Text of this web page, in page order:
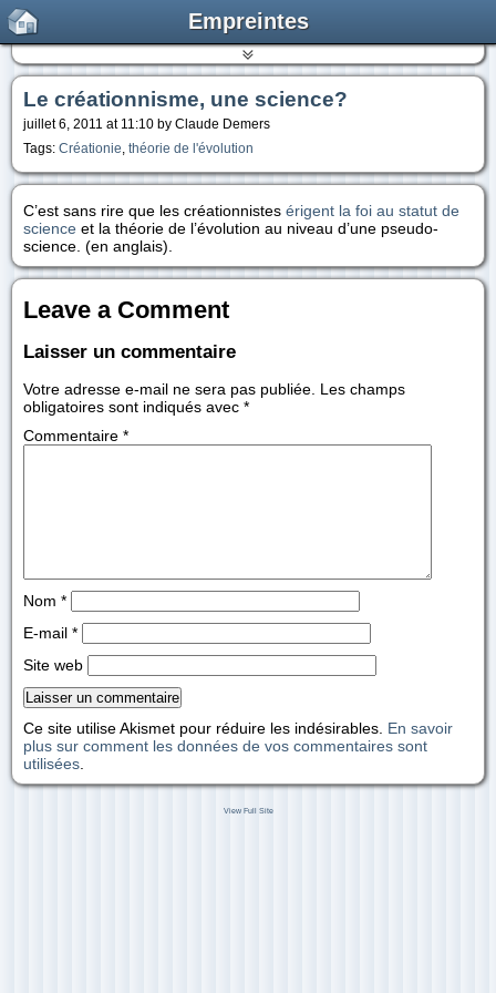
Empreintes
Le créationnisme, une science?
juillet 6, 2011 at 11:10 by Claude Demers
Tags: Créationie théorie de l'évolution
C’est sans rire que les créationnistes érigent la foi au statut de
science et la théorie de l’évolution au niveau d’une pseudo-
science. (en anglais).
Leave a Comment
Laisser un commentaire
Votre adresse e-mail ne sera pas publiée. Les champs
obligatoires sont indiqués avec *
Commentaire *
Nom *
E-mail *
Site web
Ce site utilise Akismet pour réduire les indésirables. En savoir
plus sur comment les données de vos commentaires sont
utilisées
View Full Site